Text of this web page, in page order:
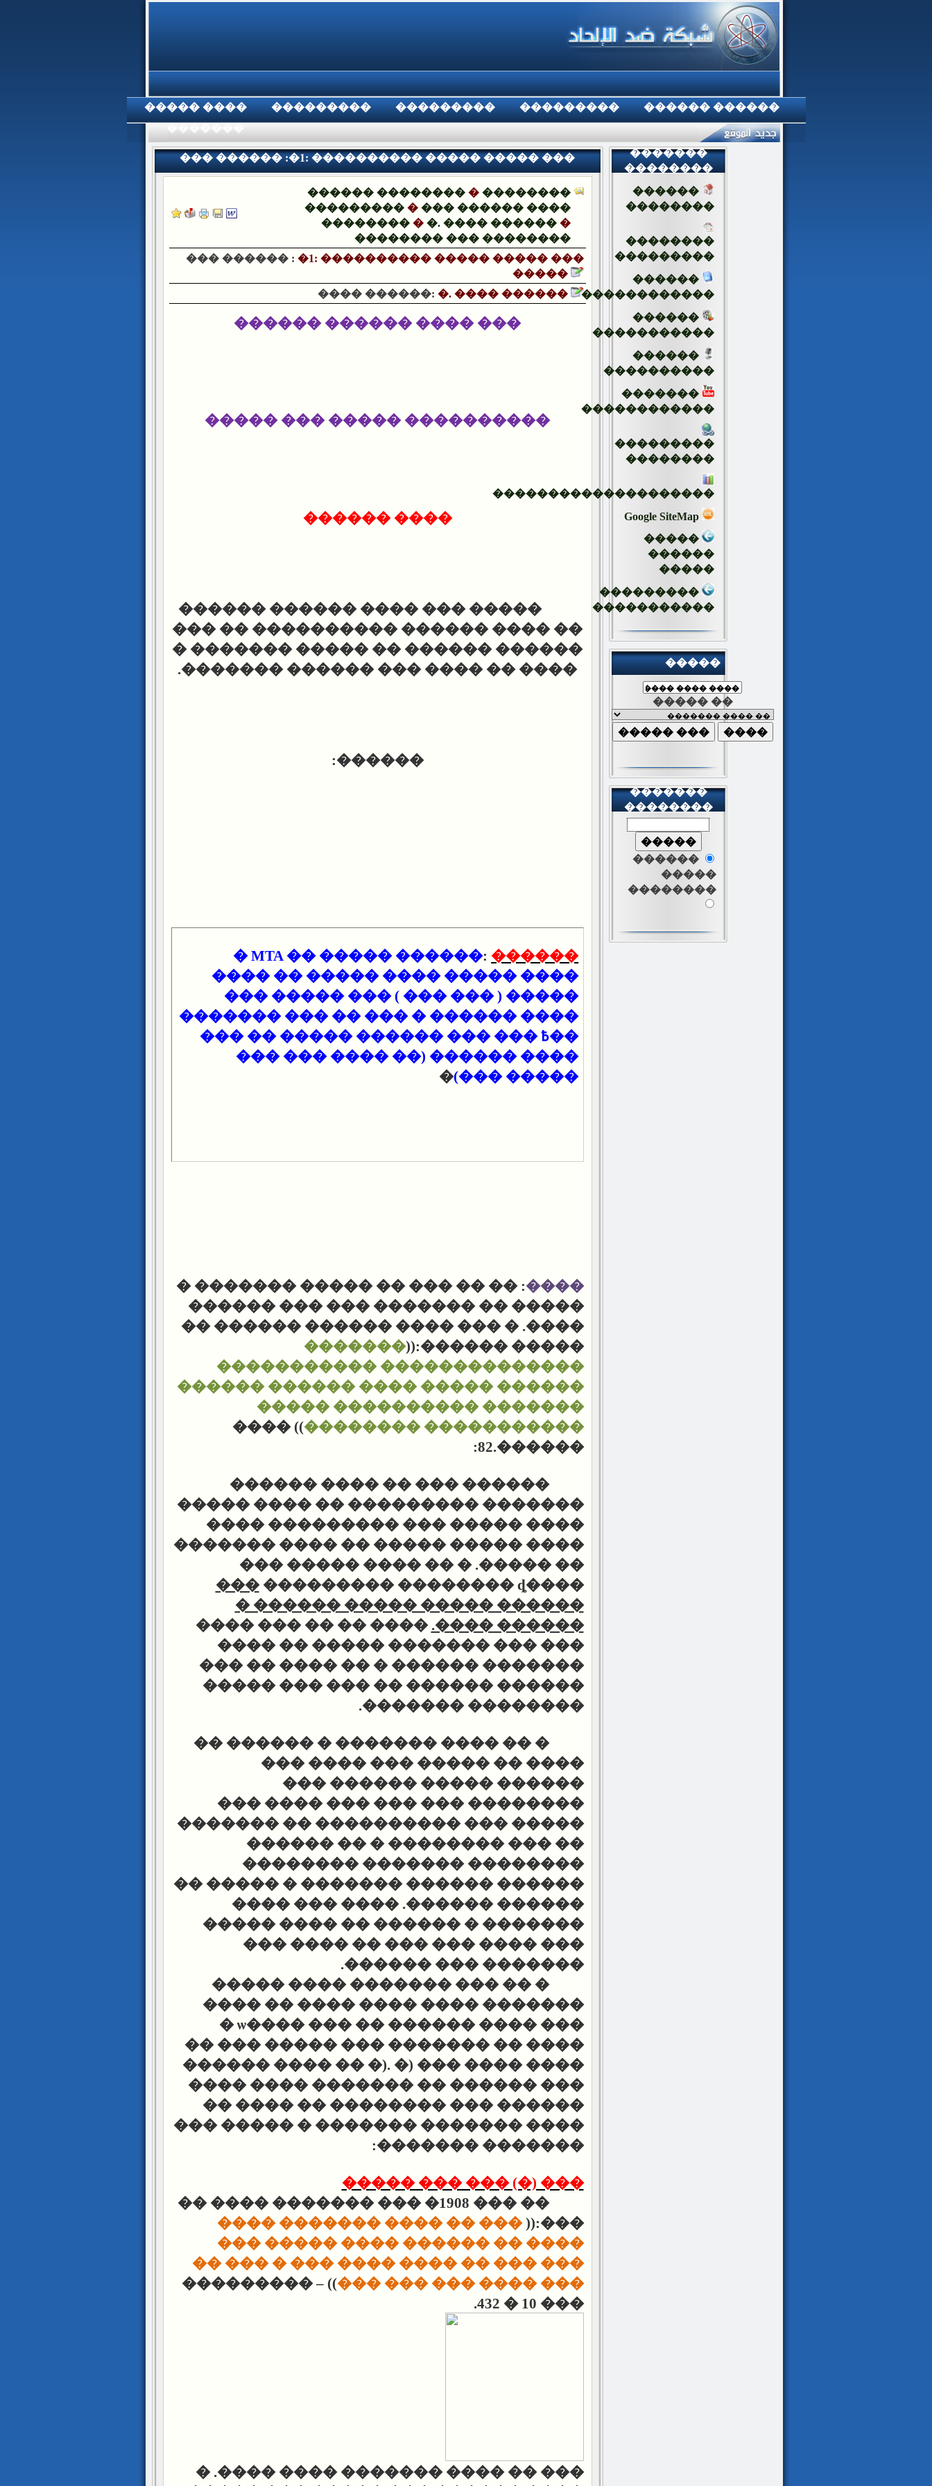
���� ����� ��������� ��������� ���������
������ ������
��� ������ :�1: ���������� ����� ����� ���
�����
������ ��������� ��������
���������� ��� ������ ����
��������� �. ���� �������
�������� ��� ��������
��� ������ : �1: ���������� ����� ����� ���
�����
���� ������: �. ���� ������
��� ���� ������ ������
���������� ����� ��� �����
���� ������
����� ��� ���� ������ ������
�� ���� ������
���������� �� ���
������ ������ �� ����� ������� �
���� �� ���� ��� ������
�������
.
������
:
������
:
������ ����� ��
MTA
�
���� ����� ���� ����� �� ����
����� ( ���
��� ) ��� ����� ���
���� ������ � ��� �� ��� �������
��߿ ��� ��� ������ ����� �� ���
���� ������ (�� ���� ��� ���
����� ���)
�
����
: �� �� ��� �� ����� ������� �
����� ��
������� ��� ��� ������
����. � ��� ���� ������ ������ ��
����� ������:((
�������
�������������� �����������
������ ����� ���� ������ ������
������� ���������� �����
����������� ��������
))
����
������
:82.
������ ��� �� ���� ������
������� ��������� �� ���� �����
���� �����
��� ��������� ����
���� ����� ����� �� ���� �������
�� �����. � �� ���� �����
���
����ȡ �������� ���������
���
������ ����� ����� ������ �
������ ����.
����
�� �� ��� ����
��� ��� ������� ����� �� ����
������� ������ � �� ���� �� ���
������ ������ �� ��� ��� �����
�������� �������
.
� �� ���� ������� �
������ ��
���� �� ����� ��� ���� ���
������ ����� ������ ���
�������� ��� ���
��� ���� ���
����� ��� ���������� �� �������
�� ��� �������� � �� ������
�������� ������� ��������
������ ������ ������� � ����� ��
������ ������. ����
��� ����
������� � ������ �� ���� �����
��� ���� ��� ��� �� ���� ���
������� ���
������
.
� �� ��� ������� ���� �����
������� ���� ���� ���� �� ����
���
���� ������ �� ��� ����ѡ �
���� �� ������� ��� ����� ��� ��
���� ���� ��� (�
).
� �� ���� ������
��� ������ �� ������� ���� ����
������ ��� �������� �� ���� ��
���� ������� ������� � ����� ���
������� �������:
��� (�) ��� ��� �����
�� ��� 1908� ���
������� ���� ��
���:((
��� �� ���� ������� ����
���� ��
������ ���� ����� ���
��� ��� �� ���� ���� ��� � ��� ��
��� ���� ��� ���
���
))
–
���������
��� 10 � 432
.
��� �� ���� ������� ���� ����. �
�������
��������
������
��������
��������
���������
������
������������
������
�����������
������
����������
�������
������������
���������
��������
��������������������
�����
������
�����
���������
�����������
�����
����� ��
�������
��������
������
�����
��������